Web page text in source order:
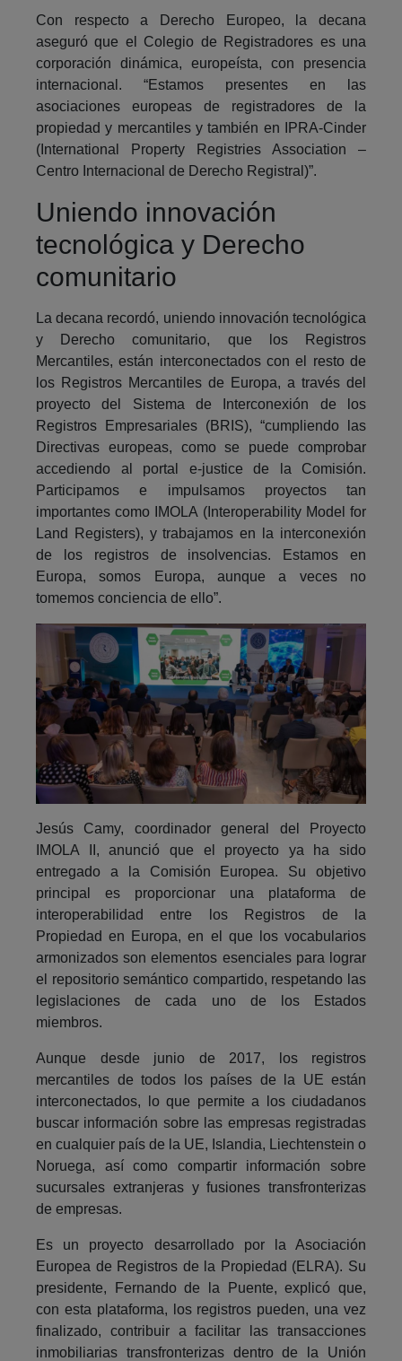
Con respecto a Derecho Europeo, la decana
aseguró que el Colegio de Registradores es una
corporación dinámica, europeísta, con presencia
internacional. “Estamos presentes en las
asociaciones europeas de registradores de la
propiedad y mercantiles y también en IPRA-Cinder
(International Property Registries Association –
Centro Internacional de Derecho Registral)”.
Uniendo innovación
tecnológica y Derecho
comunitario
La decana recordó, uniendo innovación tecnológica
y Derecho comunitario, que los Registros
Mercantiles, están interconectados con el resto de
los Registros Mercantiles de Europa, a través del
proyecto del Sistema de Interconexión de los
Registros Empresariales (BRIS), “cumpliendo las
Directivas europeas, como se puede comprobar
accediendo al portal e-justice de la Comisión.
Participamos e impulsamos proyectos tan
importantes como IMOLA (Interoperability Model for
Land Registers), y trabajamos en la interconexión
de los registros de insolvencias. Estamos en
Europa, somos Europa, aunque a veces no
tomemos conciencia de ello”.
Jesús Camy, coordinador general del Proyecto
IMOLA II, anunció que el proyecto ya ha sido
entregado a la Comisión Europea. Su objetivo
principal es proporcionar una plataforma de
interoperabilidad entre los Registros de la
Propiedad en Europa, en el que los vocabularios
armonizados son elementos esenciales para lograr
el repositorio semántico compartido, respetando las
legislaciones de cada uno de los Estados
miembros.
Aunque desde junio de 2017, los registros
mercantiles de todos los países de la UE están
interconectados, lo que permite a los ciudadanos
buscar información sobre las empresas registradas
en cualquier país de la UE, Islandia, Liechtenstein o
Noruega, así como compartir información sobre
sucursales extranjeras y fusiones transfronterizas
de empresas.
Es un proyecto desarrollado por la Asociación
Europea de Registros de la Propiedad (ELRA). Su
presidente, Fernando de la Puente, explicó que,
con esta plataforma, los registros pueden, una vez
finalizado, contribuir a facilitar las transacciones
inmobiliarias transfronterizas dentro de la Unión